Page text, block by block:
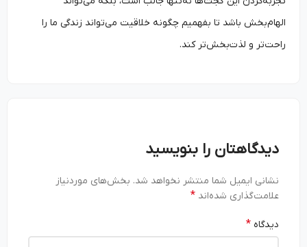
الهام‌بخش باشد تا بفهمیم چگونه خلاقیت می‌تواند زندگی ما را
راحت‌تر و لذت‌بخش‌تر کند.
دیدگاهتان را بنویسید
نشانی ایمیل شما منتشر نخواهد شد. بخش‌های موردنیاز
علامت‌گذاری شده‌اند*
دیدگاه*